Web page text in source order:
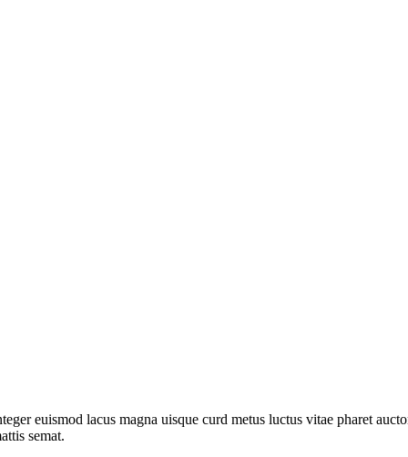
euismod lacus magna uisque curd metus luctus vitae pharet
semat.